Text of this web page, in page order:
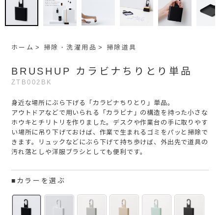
ホーム 掃除・洗濯用品 掃除道具
BRUSHUP カラビナちりとり単品
ZTB002BK
身近な場所にぶら下げる「カラビナちりとり」単品。
アウトドアなどで用いられる「カラビナ」の構造を持った小さな
ホウキとチリトリを作りました。デスクや作業台の手に取りやす
い場所に吊り下げておけば、作業で生まれるゴミをパッと掃除で
きます。リュックなどにぶら下げて持ち歩けば、外出先で道具の
汚れ落としや洋服ブラシとしても便利です。
■カラーを選ぶ